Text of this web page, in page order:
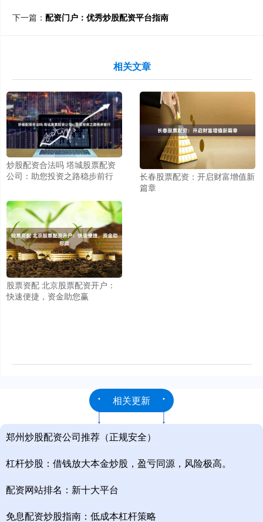
下一篇： 配资门户：优秀炒股配资平台指南
相关文章
炒股配资合法吗 塔城股票配资
公司：助您投资之路稳步前行
长春股票配资：开启财富增值新
篇章
股票资配 北京股票配资开户：
快速便捷，资金助您赢
相关更新
郑州炒股配资公司推荐（正规安全）
杠杆炒股：借钱放大本金炒股，盈亏同源，风险极高。
配资网站排名：新十大平台
免息配资炒股指南：低成本杠杆策略